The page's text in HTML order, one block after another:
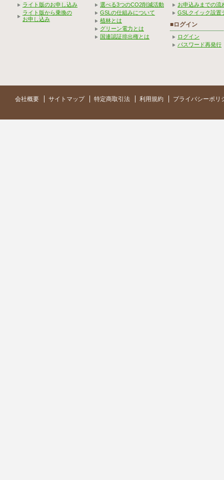
ライト版のお申し込み
ライト版から乗換の
お申し込み
選べる3つのCO2削減活動
GSLの仕組みについて
植林とは
グリーン電力とは
国連認証排出権とは
お申込みまでの流
GSLクイック設置
■ログイン
ログイン
パスワード再発行
会社概要 サイトマップ 特定商取引法 利用規約 プライバシーポリ